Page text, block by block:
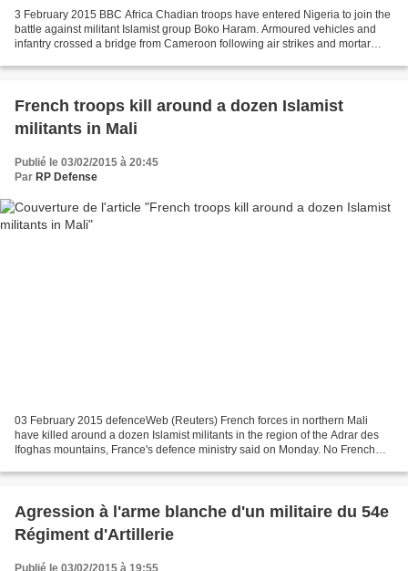
3 February 2015 BBC Africa Chadian troops have entered Nigeria to join the
battle against militant Islamist group Boko Haram. Armoured vehicles and
infantry crossed a bridge from Cameroon following air strikes and mortar
French troops kill around a dozen Islamist
militants in Mali
Publié le 03/02/2015 à 20:45
Par RP Defense
03 February 2015 defenceWeb (Reuters) French forces in northern Mali
have killed around a dozen Islamist militants in the region of the Adrar des
Ifoghas mountains, France's defence ministry said on Monday. No French
Agression à l'arme blanche d'un militaire du 54e
Régiment d'Artillerie
Publié le 03/02/2015 à 19:55